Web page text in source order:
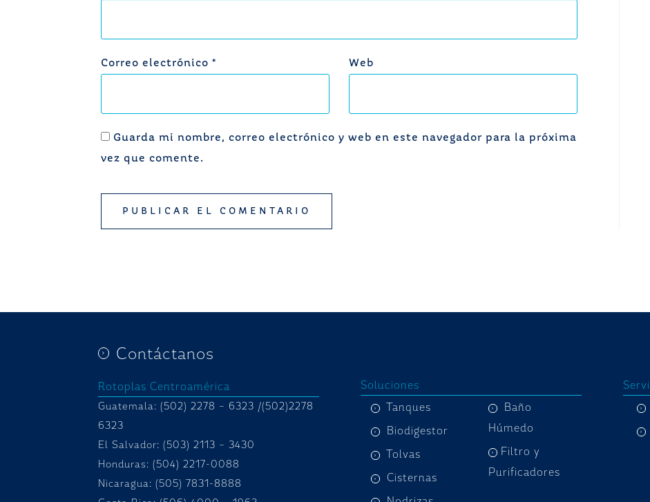
Correo electrónico * Web
Guarda mi nombre, correo electrónico y web en este navegador para la próxima
vez que comente.
Contáctanos
Rotoplas Centroamérica
Guatemala: (502) 2278 – 6323 /(502)2278
6323
El Salvador: (503) 2113 – 3430
Honduras: (504) 2217-0088
Nicaragua: (505) 7831-8888
Soluciones
Tanques
Biodigestor
Tolvas
Cisternas
Baño
Húmedo
Filtro y
Purificadores